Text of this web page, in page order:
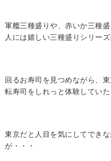
軍艦三種盛りや、赤いか三種
人には嬉しい三種盛りシリーズ
回るお寿司を見つめながら、
転寿司をしれっと体験していた
東京だと人目を気にしてでき
が・・・